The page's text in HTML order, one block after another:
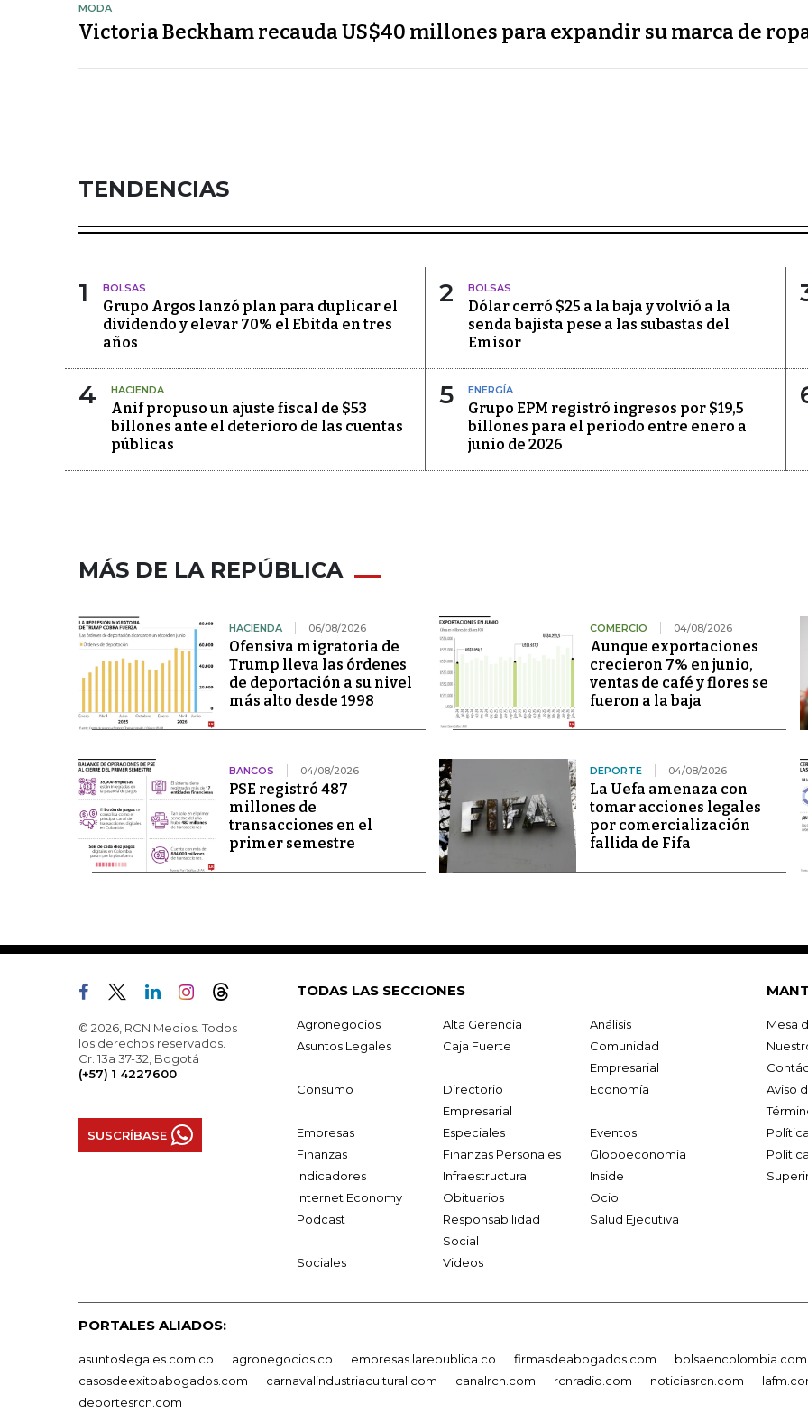
MODA
Victoria Beckham recauda US$40 millones para expandir su marca de
TENDENCIAS
1 BOLSAS
Grupo Argos lanzó plan para duplicar el
dividendo y elevar 70% el Ebitda en tres
años
2 BOLSAS
Dólar cerró $25 a la baja y volvió a la
senda bajista pese a las subastas del
Emisor
4 HACIENDA
Anif propuso un ajuste fiscal de $53
billones ante el deterioro de las cuentas
públicas
5 ENERGÍA
Grupo EPM registró ingresos por $19,5
billones para el periodo entre enero a
junio de 2026
MÁS DE LA REPÚBLICA
HACIENDA 06/08/2026
Ofensiva migratoria de
Trump lleva las órdenes
de deportación a su nivel
más alto desde 1998
COMERCIO 04/08/2026
Aunque exportaciones
crecieron 7% en junio,
ventas de café y flores se
fueron a la baja
BANCOS 04/08/2026
PSE registró 487
millones de
transacciones en el
primer semestre
DEPORTE 04/08/2026
La Uefa amenaza con
tomar acciones legales
por comercialización
fallida de Fifa
© 2026, RCN Medios. Todos
los derechos reservados.
Cr. 13a 37-32, Bogotá
(+57) 1 4227600
SUSCRÍBASE
TODAS LAS SECCIONES
Agronegocios Alta Gerencia
Análisis
Asuntos Legales
Caja Fuerte
Comunidad
Empresarial
Consumo
Directorio
Empresarial
Economía
Empresas Especiales
Eventos
Finanzas
Finanzas Personales
Globoeconomía
Indicadores
Infraestructura
Inside
Internet Economy
Obituarios
Ocio
Podcast
Responsabilidad
Social
Salud Ejecutiva
Sociales Videos
Mesa
Aviso
PORTALES ALIADOS:
asuntoslegales.com.co agronegocios.co empresas.larepublica.co firmasdeabogados.com
bolsaencolombia.com
casosdeexitoabogados.com
carnavalindustriacultural.com canalrcn.com rcnradio.com noticiasrcn.com
deportesrcn.com